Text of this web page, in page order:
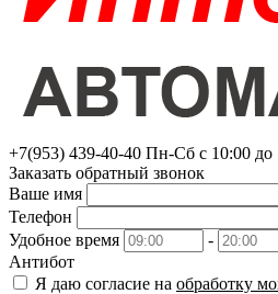
+7(953) 439-40-40 Пн-Сб с 10:00 до
Заказать обратный звонок
Ваше имя
Телефон
Удобное время
-
Антибот
Я даю согласие на обработку